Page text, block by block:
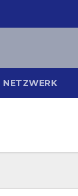
NETZWERK